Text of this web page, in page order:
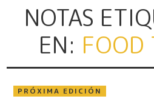
NOTAS
EN: FOOD
PRÓXIMA EDICIÓN